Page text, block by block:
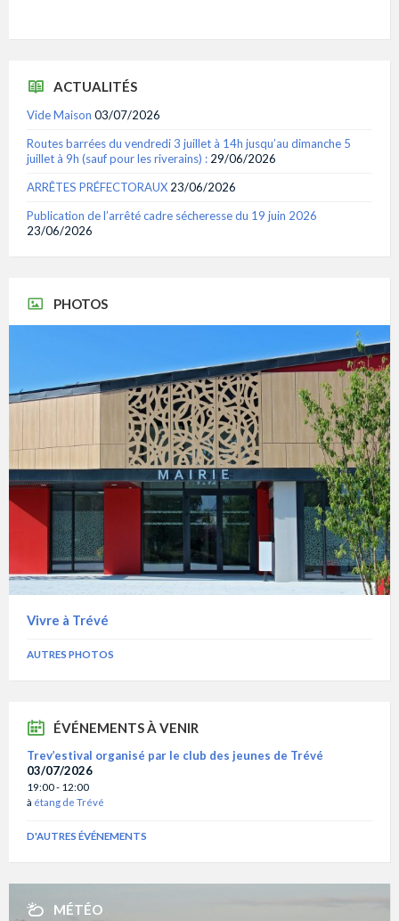
ACTUALITÉS
Vide Maison 03/07/2026
Routes barrées du vendredi 3 juillet à 14h jusqu’au dimanche 5
juillet à 9h (sauf pour les riverains) : 29/06/2026
ARRÊTES PRÉFECTORAUX 23/06/2026
Publication de l’arrêté cadre sécheresse du 19 juin 2026
23/06/2026
PHOTOS
Vivre à Trévé
AUTRES PHOTOS
ÉVÉNEMENTS À VENIR
Trev’estival organisé par le club des jeunes de Trévé
03/07/2026
19:00 - 12:00
à étang de Trévé
D'AUTRES ÉVÉNEMENTS
MÉTÉO